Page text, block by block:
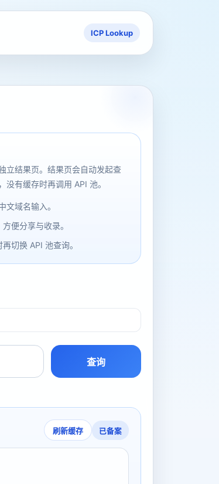
ICP Lookup
立结果页。结果页会自动发起查
有缓存时再调用 API 池。
文域名输入。
便分享与收录。
切换 API 池查询。
查询
刷新缓存 已备案